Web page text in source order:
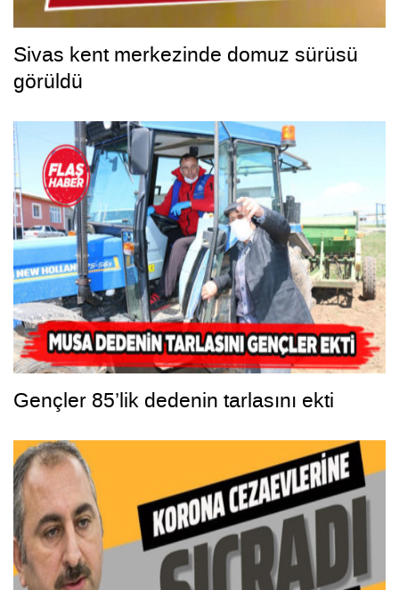
Sivas kent merkezinde domuz sürüsü
görüldü
Gençler 85’lik dedenin tarlasını ekti